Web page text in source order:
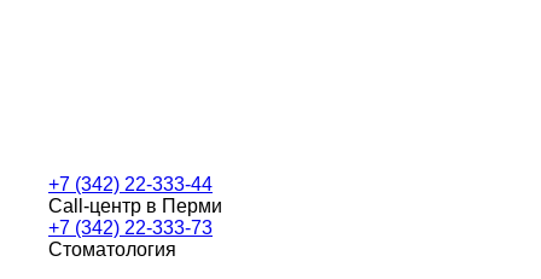
+7 (342) 22-333-44
Call-центр в Перми
+7 (342) 22-333-73
Стоматология